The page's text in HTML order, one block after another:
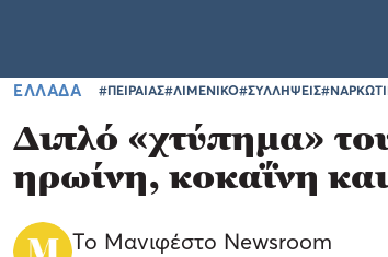
ΕΛΛΑΔΑ #ΠΕΙΡΑΙΑΣ#ΛΙΜΕΝΙΚΟ#ΣΥΛΛΗΨΕΙΣ
Διπλό «χτύπημα»
ηρωίνη, κοκαΐνη
Το Μανιφέστο Newsroom